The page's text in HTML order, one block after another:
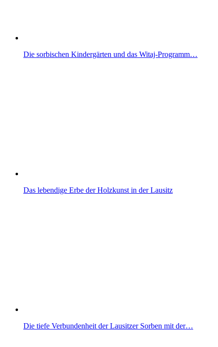
Die sorbischen Kindergärten und das Witaj-Programm…
Das lebendige Erbe der Holzkunst in der Lausitz
Die tiefe Verbundenheit der Lausitzer Sorben mit der…